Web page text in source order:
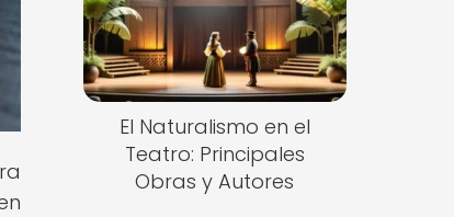
El Naturalismo en el
Teatro: Principales
Obras y Autores